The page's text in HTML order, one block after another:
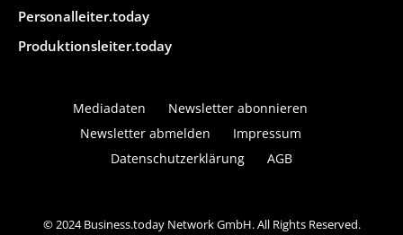
Personalleiter.today
Produktionsleiter.today
Mediadaten
Newsletter abonnieren
Newsletter abmelden
Impressum
Datenschutzerklärung
AGB
© 2024 Business.today Network GmbH. All Rights Reserved.